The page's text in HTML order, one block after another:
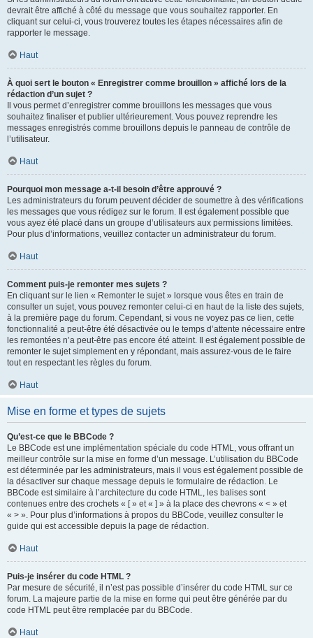
devrait être affiché à côté du message que vous souhaitez rapporter. En
cliquant sur celui-ci, vous trouverez toutes les étapes nécessaires afin de
rapporter le message.
Haut
À quoi sert le bouton « Enregistrer comme brouillon » affiché lors de la
rédaction d’un sujet ?
Il vous permet d’enregistrer comme brouillons les messages que vous
souhaitez finaliser et publier ultérieurement. Vous pouvez reprendre les
messages enregistrés comme brouillons depuis le panneau de contrôle de
l’utilisateur.
Haut
Pourquoi mon message a-t-il besoin d’être approuvé ?
Les administrateurs du forum peuvent décider de soumettre à des vérifications
les messages que vous rédigez sur le forum. Il est également possible que
vous ayez été placé dans un groupe d’utilisateurs aux permissions limitées.
Pour plus d’informations, veuillez contacter un administrateur du forum.
Haut
Comment puis-je remonter mes sujets ?
En cliquant sur le lien « Remonter le sujet » lorsque vous êtes en train de
consulter un sujet, vous pouvez remonter celui-ci en haut de la liste des sujets,
à la première page du forum. Cependant, si vous ne voyez pas ce lien, cette
fonctionnalité a peut-être été désactivée ou le temps d’attente nécessaire entre
les remontées n’a peut-être pas encore été atteint. Il est également possible de
remonter le sujet simplement en y répondant, mais assurez-vous de le faire
tout en respectant les règles du forum.
Haut
Mise en forme et types de sujets
Qu’est-ce que le BBCode ?
Le BBCode est une implémentation spéciale du code HTML, vous offrant un
meilleur contrôle sur la mise en forme d’un message. L’utilisation du BBCode
est déterminée par les administrateurs, mais il vous est également possible de
la désactiver sur chaque message depuis le formulaire de rédaction. Le
BBCode est similaire à l’architecture du code HTML, les balises sont
contenues entre des crochets « [ » et « ] » à la place des chevrons « < » et
« > ». Pour plus d’informations à propos du BBCode, veuillez consulter le
guide qui est accessible depuis la page de rédaction.
Haut
Puis-je insérer du code HTML ?
Par mesure de sécurité, il n’est pas possible d’insérer du code HTML sur ce
forum. La majeure partie de la mise en forme qui peut être générée par du
code HTML peut être remplacée par du BBCode.
Haut